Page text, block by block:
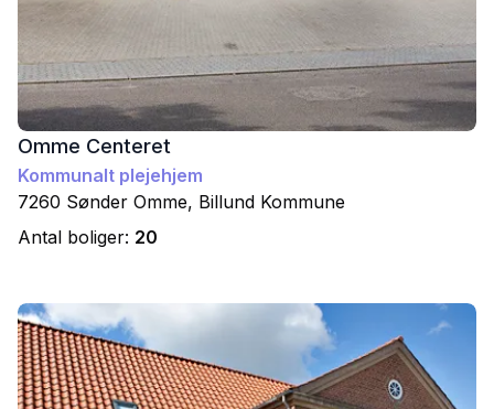
Omme Centeret
Kommunalt plejehjem
7260 Sønder Omme, Billund Kommune
Antal boliger: 20